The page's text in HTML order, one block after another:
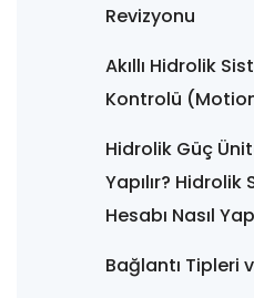
Revizyonu
Akıllı Hidrolik
Kontrolü
Hidrolik Güç
Yapılır?
Hesabı Nasıl
Bağlantı Tipleri